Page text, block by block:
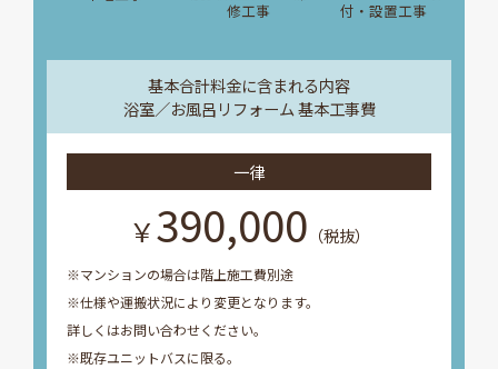
修工事
付・設置工事
基本合計料金に含まれる内容
浴室／お風呂リフォーム 基本工事費
一律
￥390,000 （税抜）
※マンションの場合は階上施工費別途
※仕様や運搬状況により変更となります。
詳しくはお問い合わせください。
※既存ユニットバスに限る。